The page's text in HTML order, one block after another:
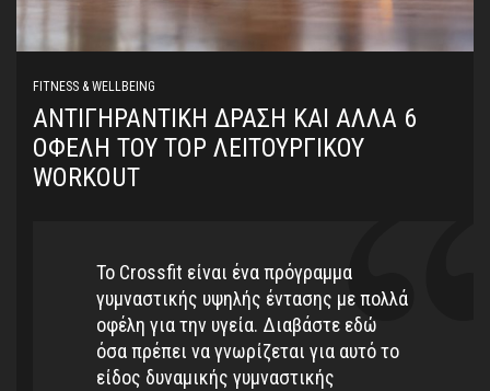
FITNESS & WELLBEING
ΑΝΤΙΓΗΡΑΝΤΙΚΉ ΔΡΆΣΗ ΚΑΙ ΆΛΛΑ 6
ΟΦΈΛΗ ΤΟΥ TOP ΛΕΙΤΟΥΡΓΙΚΟΎ
WORKOUT
Το Crossfit είναι ένα πρόγραμμα
γυμναστικής υψηλής έντασης με πολλά
οφέλη για την υγεία. Διαβάστε εδώ
όσα πρέπει να γνωρίζεται για αυτό το
είδος δυναμικής γυμναστικής